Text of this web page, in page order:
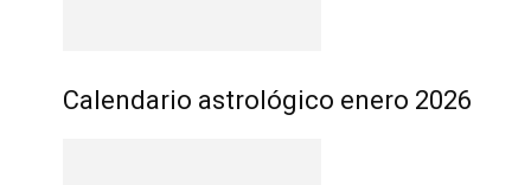
Calendario astrológico enero 2026